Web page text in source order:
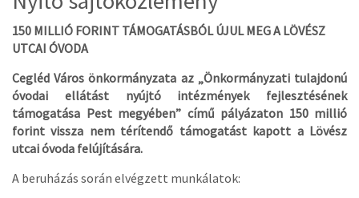
150 MILLIÓ FORINT TÁMOGATÁSBÓL ÚJUL MEG A LÖVÉSZ
UTCAI ÓVODA
Cegléd Város önkormányzata az „Önkormányzati tulajdonú
óvodai ellátást nyújtó intézmények fejlesztésének
támogatása Pest megyében” című pályázaton 150 millió
forint vissza nem térítendő támogatást kapott a Lövész
utcai óvoda felújítására.
A beruházás során elvégzett munkálatok: